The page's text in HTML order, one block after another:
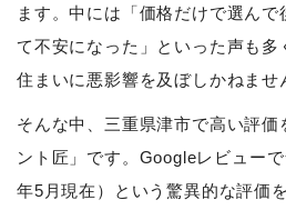
ます。中には「価格だけで選んで
て不安になった」といった声も多
住まいに悪影響を及ぼしかねませ
そんな中、三重県津市で高い評価
ント匠」です。Googleレビュー
年5月現在）という驚異的な評価